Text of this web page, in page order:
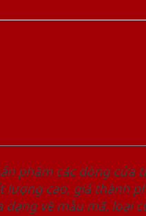
phẩm các dòng
cao, giá thành
về mẫu mã, loại